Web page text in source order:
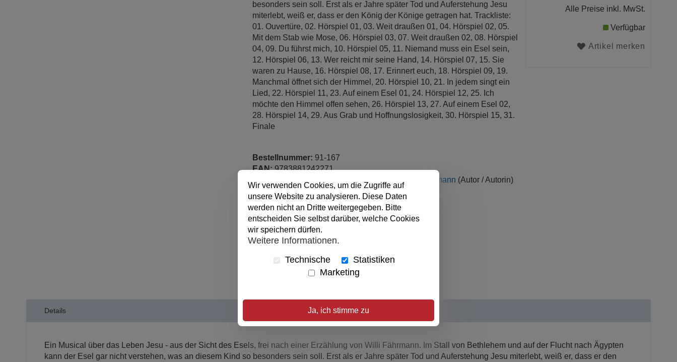
besonders sein soll. Erst als er Jahre später Tod und Auferstehung Jesu
miterlebt, weiß er, dass er den König der Könige getragen hat. Trackliste:
01. Ouvertüre, 02. Hörspiel 01, 03. Weit draußen 01, 04. Hörspiel 02, 05.
Mit dem Stab wie Mose, 06. Hörspiel 03, 07. Weit draußen 02, 08. Hörspiel
04, 09. Du führst mich, 10. Hörspiel 05, 11. Niemand muss ein Esel sein,
12. Hörspiel 06, 13. Wer reicht mir seine Hand, 14. Hörspiel 07, 15. Sie
waren zu Hause, 16. Hörspiel 08, 17. Erinnert euch, 18. Hörspiel 09, 19.
Manchmal öffnet sich der Himmel, 20. Hörspiel 10, 21. In jedem singt ein
Lied, 22. Hörspiel 11, 23. Auf einem Esel 01, 24. Hörspiel 12, 25. Ich
möchte den Himmel offen sehen, 26. Hörspiel 13, 27. Auf einem Esel 02,
28. Hörspiel 14, 29. Aus Grab und Hoffnungslosigkeit, 30. Hörspiel 15, 31.
Finale
Bestellnummer: 91-167
EAN:9783881242271
Willi Fährmann (Autor / Autorin)
Verlag:ABAKUS Musik
Produktart:Audio/Video, JEWELCASE
Format:Audio-CD
Sprache:Deutsch
veröffentlicht:01.01.1999
Ursprungsland:Deutschland
Abmessungen:14 x 12 cm
Alle Preise inkl. MwSt.
Verfügbar
Artikel merken
Details
Ein Musical über das Leben Jesu - aus der Sicht des Esels, frei nach einer Erzählung von Willi Fährmann. Im Stall von Bethlehem und auf der Flucht nach Ägypten
kann der Esel gar nicht verstehen, was an diesem Kind so besonders sein soll. Erst als er Jahre später Tod und Auferstehung Jesu miterlebt, weiß er, dass er den
Wir verwenden Cookies, um die Zugriffe auf
unsere Website zu analysieren. Diese Daten
werden nicht an Dritte weitergegeben. Bitte
entscheiden Sie selbst darüber, welche Cookies
wir speichern dürfen.
Weitere Informationen.
Technische
Statistiken
Marketing
Ja, ich stimme zu